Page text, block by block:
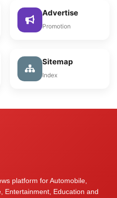
Advertise
Promotion
Sitemap
Index
platform for Automobile,
Entertainment, Education and